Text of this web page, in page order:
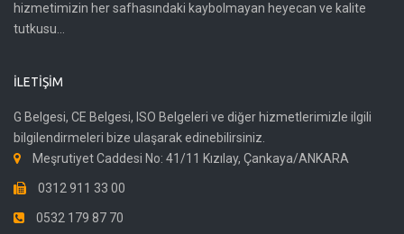
hizmetimizin her safhasındaki kaybolmayan heyecan ve kalite
tutkusu...
İLETIŞIM
G Belgesi, CE Belgesi, ISO Belgeleri ve diğer hizmetlerimizle ilgili
bilgilendirmeleri bize ulaşarak edinebilirsiniz.
Meşrutiyet Caddesi No: 41/11 Kızılay, Çankaya/ANKARA
0312 911 33 00
0532 179 87 70